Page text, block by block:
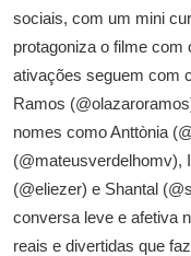
sociais, com um mini
protagoniza o filme com
ativações seguem com
Ramos
nomes como Anttònia
(@mateusverdelhomv),
(@eliezer) e Shantal
conversa leve e afetiva
reais e divertidas que